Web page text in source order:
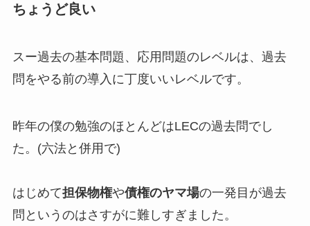
ちょうど良い
スー過去の基本問題、応用問題のレベルは、過去
問をやる前の導入に丁度いいレベルです。
昨年の僕の勉強のほとんどはLECの過去問でし
た。(六法と併用で)
はじめて担保物権や債権のヤマ場の一発目が過去
問というのはさすがに難しすぎました。